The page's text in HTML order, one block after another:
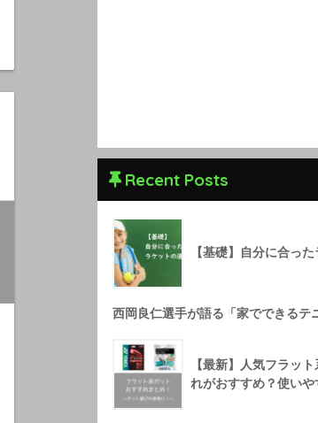
Recent Posts
【基礎】自分に合っ
西岡良仁選手が語る「家でできるテ
【最新】人気フラッ
れがおすすめ？使い